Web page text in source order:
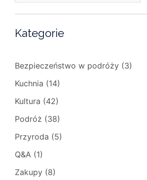
Kategorie
Bezpieczeństwo w podróży (3)
Kuchnia (14)
Kultura (42)
Podróż (38)
Przyroda (5)
Q&A (1)
Zakupy (8)